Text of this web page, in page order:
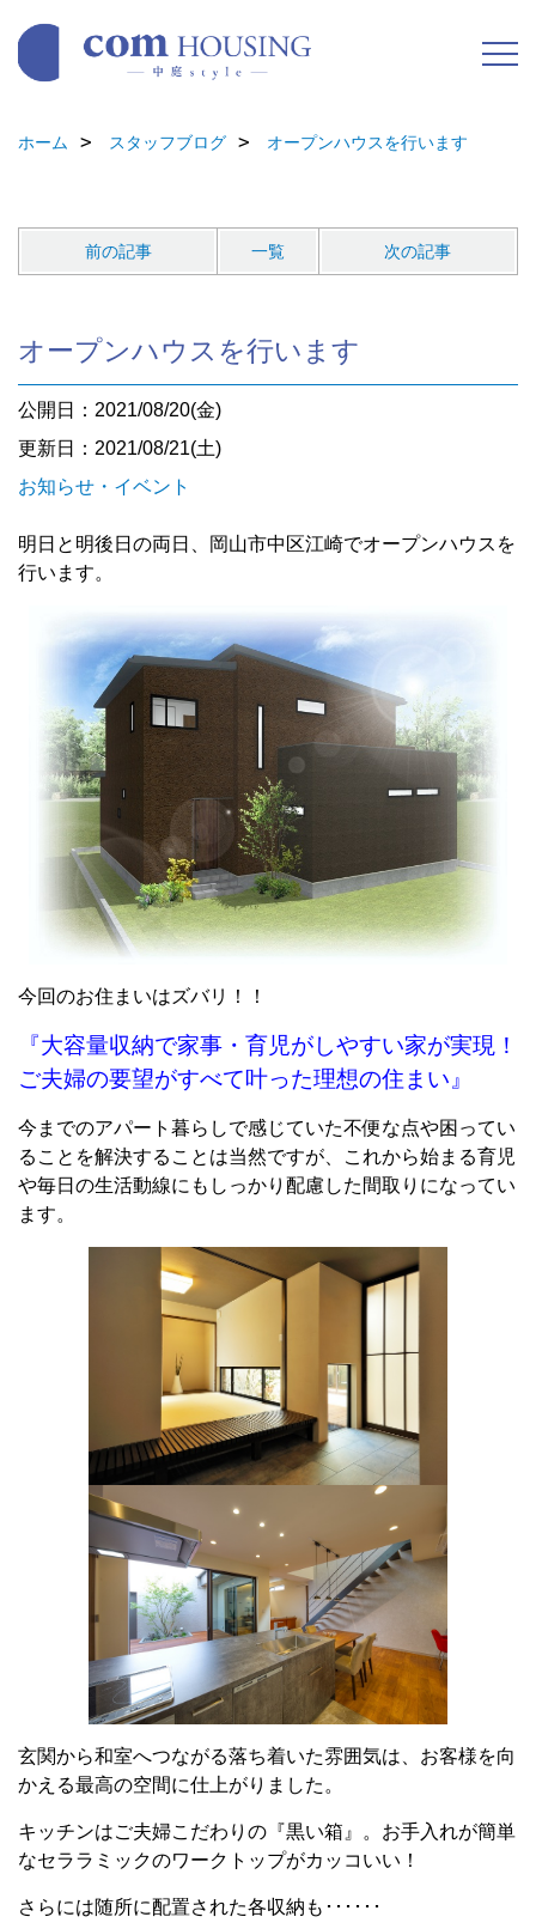
ホーム スタッフブログ オープンハウスを行います
前の記事 一覧 次の記事
オープンハウスを行います
公開日：2021/08/20(金)
更新日：2021/08/21(土)
お知らせ・イベント
明日と明後日の両日、岡山市中区江崎でオープンハウスを
行います。
今回のお住まいはズバリ！！
『大容量収納で家事・育児がしやすい家が実現！
ご夫婦の要望がすべて叶った理想の住まい』
今までのアパート暮らしで感じていた不便な点や困ってい
ることを解決することは当然ですが
これから始まる育児
や毎日の生活動線にもしっかり配慮した間取りになってい
ます。
玄関から和室へつながる落ち着いた雰囲気は、お客様を向
かえる最高の空間に仕上がりました。
キッチンはご夫婦こだわりの『黒い箱』。お手入れが簡単
なセララミックのワークトップがカッコいい！
さらには随所に配置された各収納も･･････